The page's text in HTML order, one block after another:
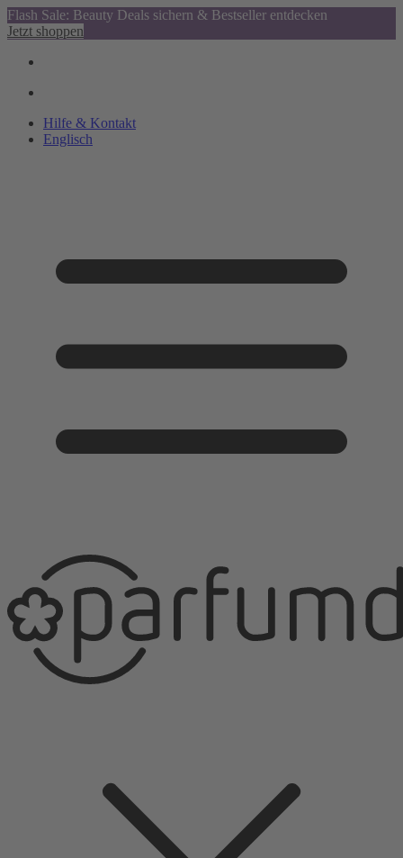
Flash Sale: Beauty Deals sichern & Bestseller entdecken
Jetzt shoppen
Hilfe & Kontakt
Englisch